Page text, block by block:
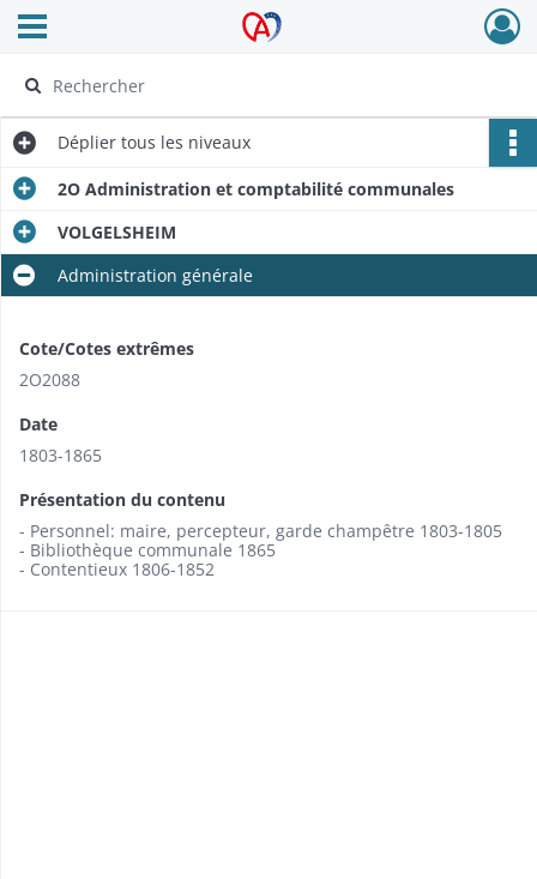
Archives Alsace - Colmar
Ouvrir le menu déroulant
Déplier tous les niveaux
2O Administration et comptabilité communales
VOLGELSHEIM
Administration générale
Cote/Cotes extrêmes
2O2088
Date
1803-1865
Présentation du contenu
- Personnel: maire, percepteur, garde champêtre 1803-1805
- Bibliothèque communale 1865
- Contentieux 1806-1852